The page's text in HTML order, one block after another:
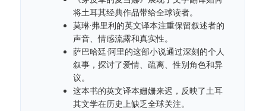
将土耳其经典作品带给全球读者。
莫琳·弗里利的英文译本注重保留叙述者的
声音、情感流露和真实性。
萨巴哈廷·阿里的这部小说通过深刻的个人
叙事，探讨了爱情、疏离、性别角色和异
议。
这本书的英文译本姗姗来迟，反映了土耳
其文学在历史上缺乏全球关注。